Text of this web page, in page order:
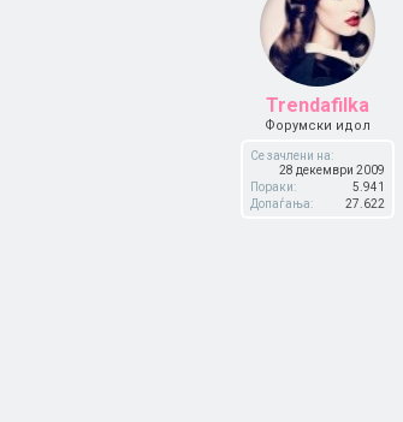
Trendafilka
Форумски идол
Се зачлени на:
28 декември 2009
Пораки:
5.941
Допаѓања:
27.622